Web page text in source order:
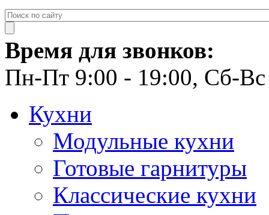
Время для звонков:
Пн-Пт 9:00 - 19:00, Сб-Вс
Кухни
Модульные кухни
Готовые гарнитуры
Классические кухни